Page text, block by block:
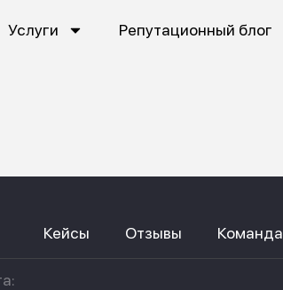
Услуги Репутационный блог
Кейсы Отзывы Команда